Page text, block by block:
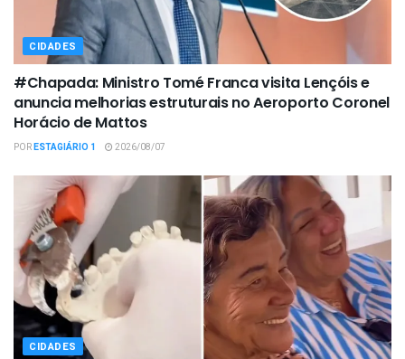
CIDADES
#Chapada: Ministro Tomé Franca visita Lençóis e
anuncia melhorias estruturais no Aeroporto Coronel
Horácio de Mattos
PORESTAGIÁRIO 1 2026/08/07
CIDADES